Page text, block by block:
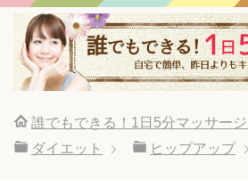
誰でもできる！1日5分マッサージ
ダイエット
ヒップアップ